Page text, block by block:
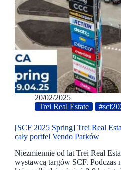
20/02/2025
Trei Real Estate
[SCF 2025 Spring] Trei Real
cały portfel Vendo Parków
Niezmiennie od lat Trei Real
wystawcą targów SCF. Podczas